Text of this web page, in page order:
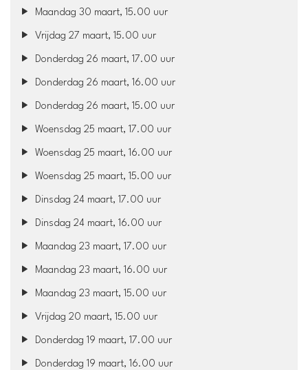
Maandag 30 maart, 15.00 uur
Vrijdag 27 maart, 15.00 uur
Donderdag 26 maart, 17.00 uur
Donderdag 26 maart, 16.00 uur
Donderdag 26 maart, 15.00 uur
Woensdag 25 maart, 17.00 uur
Woensdag 25 maart, 16.00 uur
Woensdag 25 maart, 15.00 uur
Dinsdag 24 maart, 17.00 uur
Dinsdag 24 maart, 16.00 uur
Maandag 23 maart, 17.00 uur
Maandag 23 maart, 16.00 uur
Maandag 23 maart, 15.00 uur
Vrijdag 20 maart, 15.00 uur
Donderdag 19 maart, 17.00 uur
Donderdag 19 maart, 16.00 uur